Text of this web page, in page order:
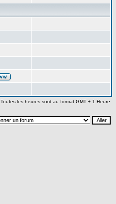
Toutes les heures sont au format GMT + 1 Heure